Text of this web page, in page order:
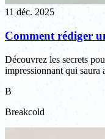
11 déc. 2025
Comment rédiger
Découvrez les secrets
impressionnant qui saura
B
Breakcold